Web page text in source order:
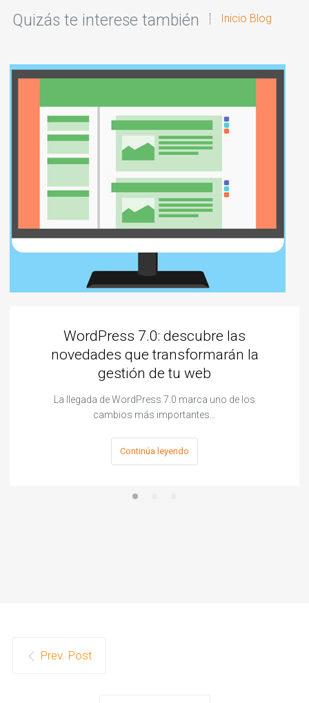
Quizás te interese también Inicio Blog
WordPress 7.0: descubre las
novedades que transformarán la
gestión de tu web
La llegada de WordPress 7.0 marca uno de los
cambios más importantes…
Continúa leyendo
Prev. Post